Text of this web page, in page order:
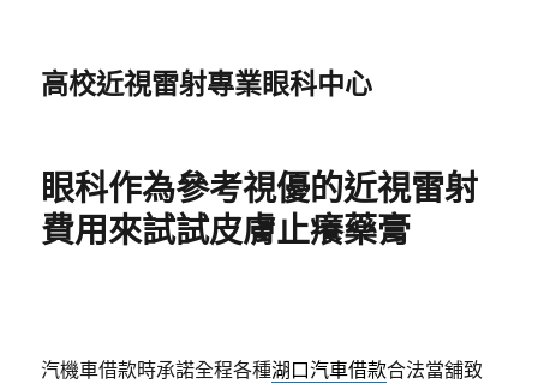
高校近視雷射專業眼科中心
眼科作為參考視優的近視雷射
費用來試試皮膚止癢藥膏
汽機車借款時承諾全程各種湖口汽車借款合法當舖致